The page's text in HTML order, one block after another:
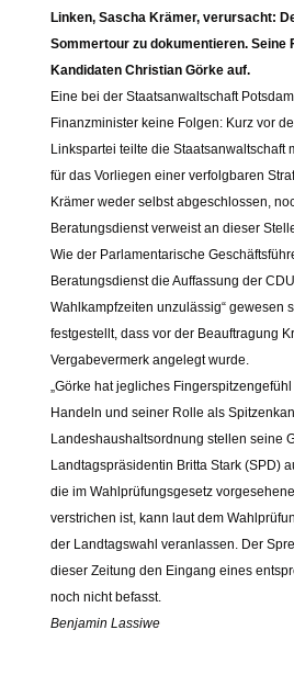
Linken, Sascha Krämer, verursacht:
Sommertour zu dokumentieren. Seine
Kandidaten Christian Görke auf.
Eine bei der Staatsanwaltschaft
Finanzminister keine Folgen: Kurz vor
Linkspartei teilte die Staatsanwaltschaft
für das Vorliegen einer verfolgbaren
Krämer weder selbst abgeschlossen,
Beratungsdienst verweist an dieser
Wie der Parlamentarische
Beratungsdienst die Auffassung der
Wahlkampfzeiten unzulässig“ gewesen
festgestellt, dass vor der Beauftragung
Vergabevermerk angelegt wurde.
Görke hat jegliches
Handeln und seiner Rolle als
Landeshaushaltsordnung stellen seine
Landtagspräsidentin Britta Stark (SPD)
die im Wahlprüfungsgesetz
verstrichen ist, kann laut dem
der Landtagswahl veranlassen. Der
dieser Zeitung den Eingang eines
noch nicht befasst.
Benjamin Lassiwe